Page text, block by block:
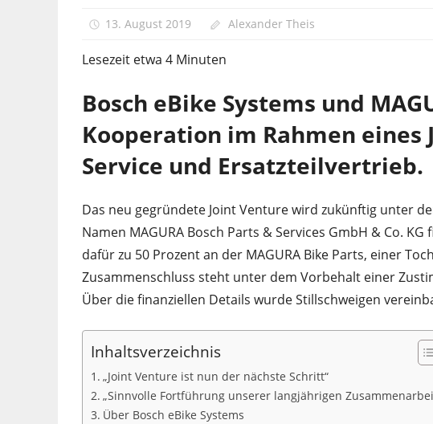
13. August 2019 Alexander Theis
Lesezeit etwa 4 Minuten
Bosch eBike Systems und
Kooperation im Rahmen
Service und Ersatzteilvertrieb.
Das neu gegründete Joint Venture wird zukünftig unter
Namen MAGURA Bosch Parts & Services GmbH & Co.
dafür zu 50 Prozent an der MAGURA Bike Parts, einer
Zusammenschluss steht unter dem Vorbehalt einer
Über die finanziellen Details wurde Stillschweigen
Inhaltsverzeichnis
„Joint Venture ist nun der nächste Schritt“
„Sinnvolle Fortführung unserer langjährigen
Über Bosch eBike Systems